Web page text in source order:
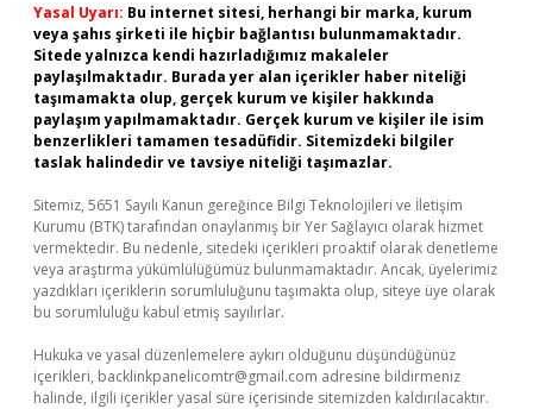
Yasal Uyarı: Bu internet sitesi, herhangi bir marka, kurum
veya şahıs şirketi ile hiçbir bağlantısı bulunmamaktadır.
Sitede yalnızca kendi hazırladığımız makaleler
paylaşılmaktadır. Burada yer alan içerikler haber niteliği
taşımamakta olup, gerçek kurum ve kişiler hakkında
paylaşım yapılmamaktadır. Gerçek kurum ve kişiler ile isim
benzerlikleri tamamen tesadüfidir. Sitemizdeki bilgiler
taslak halindedir ve tavsiye niteliği taşımazlar.
Sitemiz, 5651 Sayılı Kanun gereğince Bilgi Teknolojileri ve İletişim
Kurumu (BTK) tarafından onaylanmış bir Yer Sağlayıcı olarak hizmet
vermektedir. Bu nedenle, sitedeki içerikleri proaktif olarak denetleme
veya araştırma yükümlülüğümüz bulunmamaktadır. Ancak, üyelerimiz
yazdıkları içeriklerin sorumluluğunu taşımakta olup, siteye üye olarak
bu sorumluluğu kabul etmiş sayılırlar.
Hukuka ve yasal düzenlemelere aykırı olduğunu düşündüğünüz
içerikleri, backlinkpanelicomtr@gmail.com adresine bildirmeniz
halinde, ilgili içerikler yasal süre içerisinde sitemizden kaldırılacaktır.